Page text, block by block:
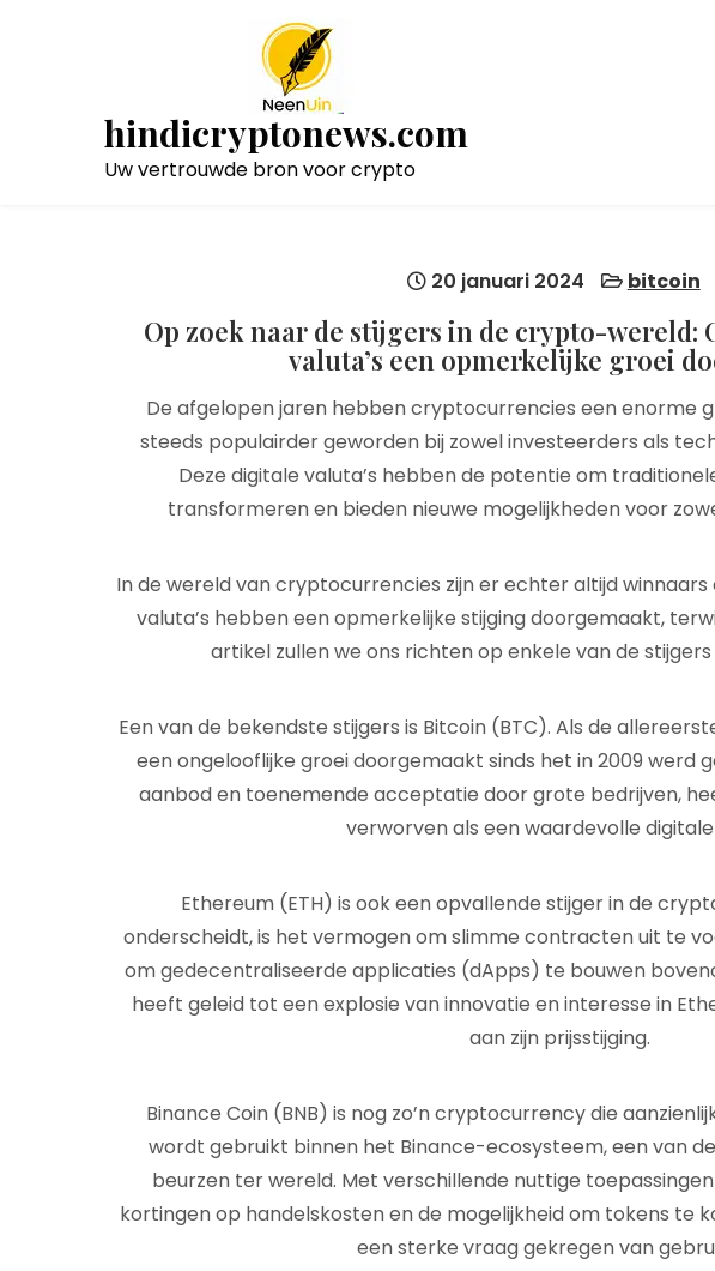
hindicryptonews.com
Uw vertrouwde bron voor crypto
20 januari 2024 bitcoin
Op zoek naar de stijgers in de crypto-wereld:
valuta’s een opmerkelijke groei
De afgelopen jaren hebben cryptocurrencies een enorme
steeds populairder geworden bij zowel investeerders als
Deze digitale valuta’s hebben de potentie om
transformeren en bieden nieuwe mogelijkheden voor
In de wereld van cryptocurrencies zijn er echter altijd winnaars
valuta’s hebben een opmerkelijke stijging doorgemaakt,
artikel zullen we ons richten op enkele van de
Een van de bekendste stijgers is Bitcoin (BTC). Als de
een ongelooflijke groei doorgemaakt sinds het in 2009 werd
aanbod en toenemende acceptatie door grote bedrijven,
verworven als een waardevolle
Ethereum (ETH) is ook een opvallende stijger in de
onderscheidt, is het vermogen om slimme contracten uit te
om gedecentraliseerde applicaties (dApps) te bouwen
heeft geleid tot een explosie van innovatie en interesse in
aan zijn prijsstijging.
Binance Coin (BNB) is nog zo’n cryptocurrency die
wordt gebruikt binnen het Binance-ecosysteem, een van
beurzen ter wereld. Met verschillende nuttige
kortingen op handelskosten en de mogelijkheid om tokens te
een sterke vraag gekregen van